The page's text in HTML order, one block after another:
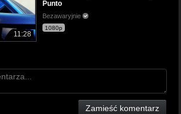
11:28
Punto
Bezawaryjnie
1080p
Zamieść komentarz